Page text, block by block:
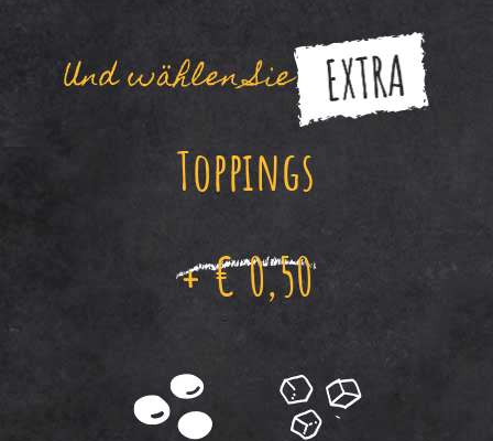
Und wählen Sie
Toppings
+ € 0,50